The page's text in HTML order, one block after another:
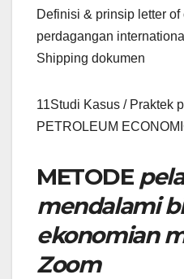
Definisi & prinsip letter
perdagangan
Shipping dokumen
11Studi Kasus / Praktek
PETROLEUM
METODE
mendalami
ekonomian
Zoom